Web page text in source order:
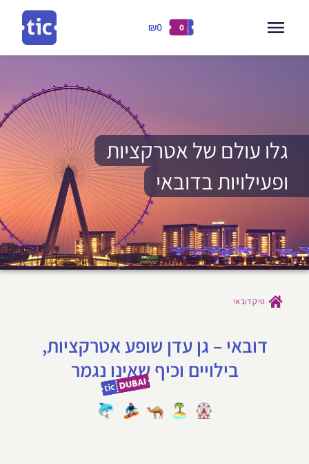
0
₪0
גלו עולם של אטרקציות
ופעילויות בדובאי
טיק דובאי
דובאי – גן עדן שופע אטרקציות,
בילויים וכיף שאינו נגמר